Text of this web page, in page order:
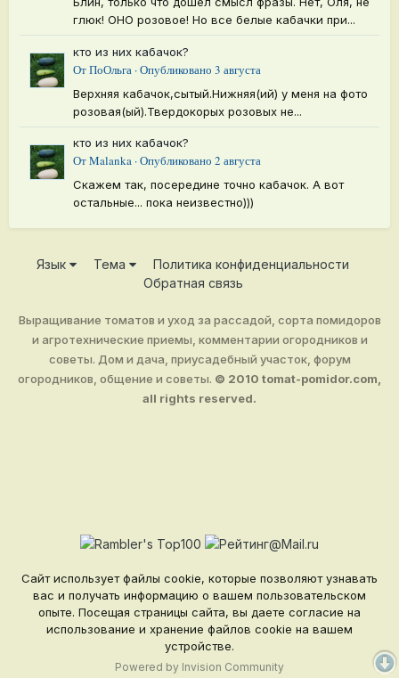
глюк! ОНО розовое! Но все белые кабачки при...
кто из них кабачок?
ОтПоОльга ·Опубликовано 3 августа
Верхняя кабачок,сытый.Нижняя(ий) у меня на фото
розовая(ый).Твердокорых розовых не...
кто из них кабачок?
ОтMalanka ·Опубликовано 2 августа
Скажем так, посередине точно кабачок. А вот
остальные... пока неизвестно)))
Язык Тема
Политика конфиденциальности
Обратная связь
Выращивание томатов и уход за рассадой, сорта помидоров
и агротехнические приемы, комментарии огородников и
советы. Дом и дача, приусадебный участок, форум
огородников, общение и советы. © 2010 tomat-pomidor.com,
all rights reserved.
Сайт использует файлы cookie, которые позволяют узнавать
вас и получать информацию о вашем пользовательском
опыте. Посещая страницы сайта, вы даете согласие на
использование и хранение файлов cookie на вашем
устройстве.
Powered by Invision Community